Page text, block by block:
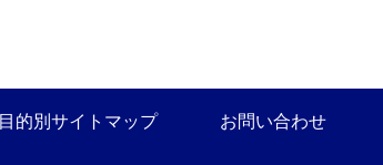
目的別サイトマップ お問い合わせ